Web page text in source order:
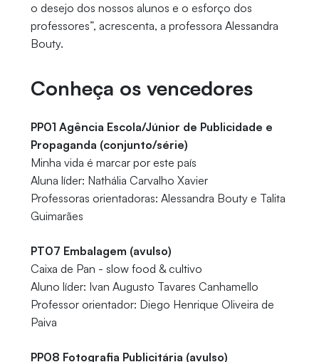
o desejo dos nossos alunos e o esforço dos
professores”, acrescenta, a professora Alessandra
Bouty.
Conheça os vencedores
PP01 Agência Escola/Júnior de Publicidade e
Propaganda (conjunto/série)
Minha vida é marcar por este país
Aluna líder: Nathália Carvalho Xavier
Professoras orientadoras: Alessandra Bouty e Talita
Guimarães
PT07 Embalagem (avulso)
Caixa de Pan - slow food & cultivo
Aluno líder: Ivan Augusto Tavares Canhamello
Professor orientador: Diego Henrique Oliveira de
Paiva
PP08 Fotografia Publicitária (avulso)